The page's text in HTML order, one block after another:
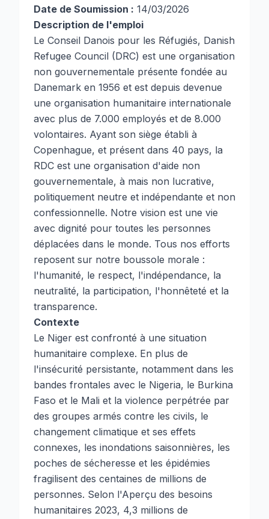
Date de Soumission : 14/03/2026
Description de l'emploi
Le Conseil Danois pour les Réfugiés, Danish
Refugee Council (DRC) est une organisation
non gouvernementale présente fondée au
Danemark en 1956 et est depuis devenue
une organisation humanitaire internationale
avec plus de 7.000 employés et de 8.000
volontaires. Ayant son siège établi à
Copenhague, et présent dans 40 pays, la
RDC est une organisation d'aide non
gouvernementale, à mais non lucrative,
politiquement neutre et indépendante et non
confessionnelle. Notre vision est une vie
avec dignité pour toutes les personnes
déplacées dans le monde. Tous nos efforts
reposent sur notre boussole morale :
l'humanité, le respect, l'indépendance, la
neutralité, la participation, l'honnêteté et la
transparence.
Contexte
Le Niger est confronté à une situation
humanitaire complexe. En plus de
l'insécurité persistante, notamment dans les
bandes frontales avec le Nigeria, le Burkina
Faso et le Mali et la violence perpétrée par
des groupes armés contre les civils, le
changement climatique et ses effets
connexes, les inondations saisonnières, les
poches de sécheresse et les épidémies
fragilisent des centaines de millions de
personnes. Selon l'Aperçu des besoins
humanitaires 2023, 4,3 millions de